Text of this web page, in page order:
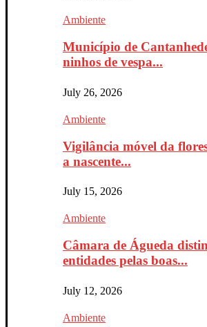
Ambiente
Município de
ninhos de vespa...
July 26, 2026
Ambiente
Vigilância móvel da
a nascente...
July 15, 2026
Ambiente
Câmara de Águeda
entidades pelas boas...
July 12, 2026
Ambiente